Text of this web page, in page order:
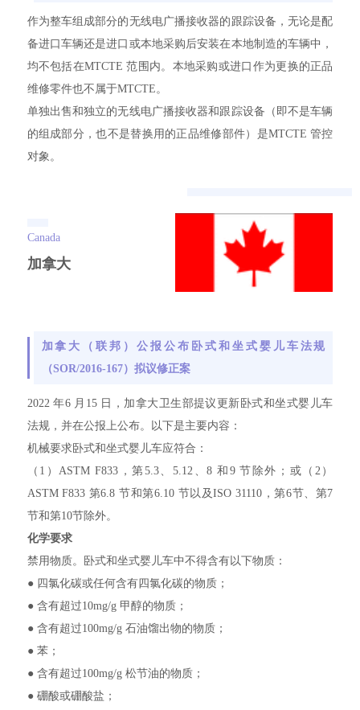
作为整车组成部分的无线电广播接收器的跟踪设备，无论是配
备进口车辆还是进口或本地采购后安装在本地制造的车辆中，
均不包括在MTCTE 范围内。本地采购或进口作为更换的正品
维修零件也不属于MTCTE。
单独出售和独立的无线电广播接收器和跟踪设备（即不是车辆
的组成部分，也不是替换用的正品维修部件）是MTCTE 管控
对象。
Canada
加拿大
加拿大（联邦）公报公布卧式和坐式婴儿车法规
（SOR/2016-167）拟议修正案
2022 年6 月15 日，加拿大卫生部提议更新卧式和坐式婴儿车
法规，并在公报上公布。以下是主要内容：
机械要求卧式和坐式婴儿车应符合：
（1）ASTM F833，第5.3、5.12、8 和9 节除外；或（2）
ASTM F833 第6.8 节和第6.10 节以及ISO 31110，第6节、第7
节和第10节除外。
化学要求
禁用物质。卧式和坐式婴儿车中不得含有以下物质：
● 四氯化碳或任何含有四氯化碳的物质；
● 含有超过10mg/g 甲醇的物质；
● 含有超过100mg/g 石油馏出物的物质；
● 苯；
● 含有超过100mg/g 松节油的物质；
● 硼酸或硼酸盐；